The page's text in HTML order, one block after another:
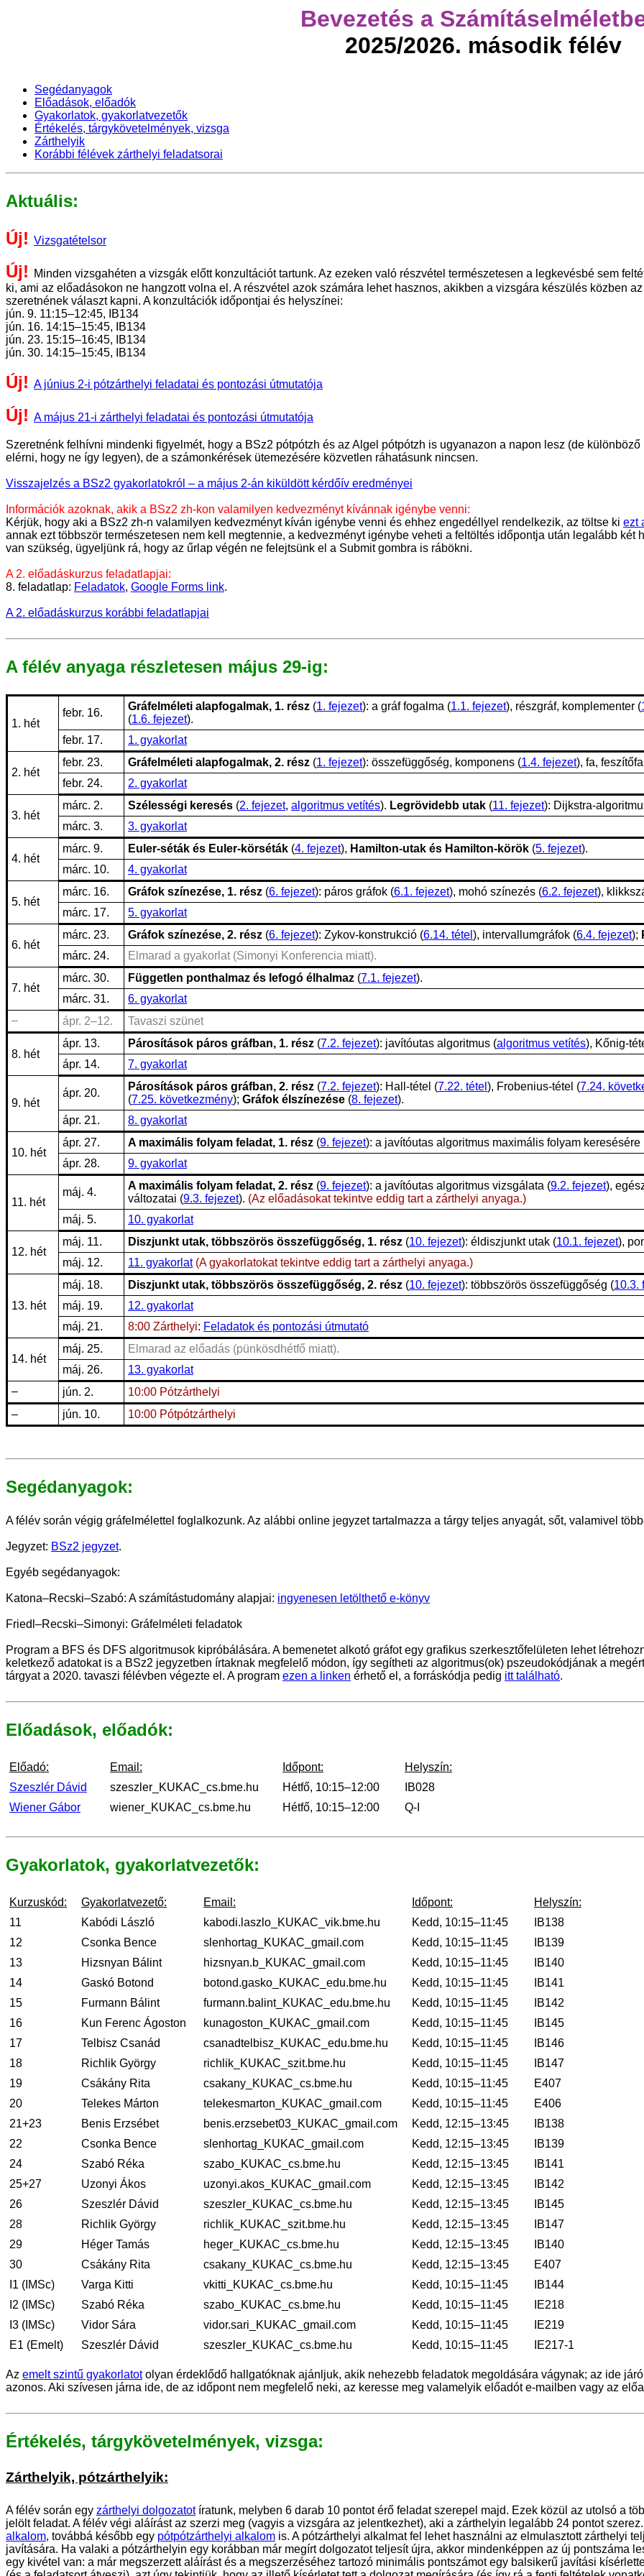
Bevezetés a
2025/2026. második félév
Segédanyagok
Előadások, előadók
Gyakorlatok, gyakorlatvezetők
Értékelés, tárgykövetelmények, vizsga
Zárthelyik
Korábbi félévek zárthelyi feladatsorai
Aktuális:
Új! Vizsgatételsor
Új!
Minden vizsgahéten a vizsgák előtt konzultációt tartunk. Az ezeken való részvétel természetesen a legkevésbé sem
ki, ami az előadásokon ne hangzott volna el. A részvétel azok számára lehet hasznos, akikben a vizsgára készülés közben
szeretnének választ kapni. A konzultációk időpontjai és helyszínei:
jún. 9. 11:15–12:45, IB134
jún. 16. 14:15–15:45, IB134
jún. 23. 15:15–16:45, IB134
jún. 30. 14:15–15:45, IB134
Új! A június 2-i pótzárthelyi feladatai és pontozási útmutatója
Új! A május 21-i zárthelyi feladatai és pontozási útmutatója
Szeretnénk felhívni mindenki figyelmét, hogy a BSz2 pótpótzh és az Algel pótpótzh is ugyanazon a napon lesz (de
elérni, hogy ne így legyen), de a számonkérések ütemezésére közvetlen ráhatásunk nincsen.
Visszajelzés a BSz2 gyakorlatokról – a május 2-án kiküldött kérdőív eredményei
Információk azoknak, akik a BSz2 zh-kon valamilyen kedvezményt kívánnak igénybe venni:
Kérjük, hogy aki a BSz2 zh-n valamilyen kedvezményt kíván igénybe venni és ehhez engedéllyel rendelkezik, az töltse ki ezt
annak ezt többször természetesen nem kell megtennie, a kedvezményt igénybe veheti a feltöltés időpontja után legalább két
van szükség, ügyeljünk rá, hogy az űrlap végén ne felejtsünk el a Submit gombra is rábökni.
A 2. előadáskurzus feladatlapjai:
8. feladatlap: Feladatok, Google Forms link.
A 2. előadáskurzus korábbi feladatlapjai
A félév anyaga részletesen május 29-ig:
1. hét
febr. 16.
Gráfelméleti alapfogalmak, 1. rész (1. fejezet): a gráf fogalma (1.1. fejezet), részgráf, komplementer (
(1.6. fejezet).
febr. 17.
1. gyakorlat
2. hét
febr. 23. Gráfelméleti alapfogalmak, 2. rész (1. fejezet): összefüggőség, komponens (1.4. fejezet), fa,
febr. 24.
2. gyakorlat
3. hét
márc. 2. Szélességi keresés (2. fejezet, algoritmus vetítés). Legrövidebb utak (11. fejezet): Dijkstra-
márc. 3.
3. gyakorlat
4. hét
márc. 9. Euler-séták és Euler-körséták (4. fejezet), Hamilton-utak és Hamilton-körök (5. fejezet).
márc. 10.
4. gyakorlat
5. hét
márc. 16. Gráfok színezése, 1. rész (6. fejezet): páros gráfok (6.1. fejezet), mohó színezés (6.2. fejezet),
márc. 17.
5. gyakorlat
6. hét
márc. 23. Gráfok színezése, 2. rész (6. fejezet): Zykov-konstrukció (6.14. tétel ), intervallumgráfok (6.4. fejezet);
márc. 24.
Elmarad a gyakorlat (Simonyi Konferencia miatt).
7. hét
márc. 30. Független ponthalmaz és lefogó élhalmaz (7.1. fejezet).
márc. 31.
6. gyakorlat
–
ápr. 2–12. Tavaszi szünet
8. hét
ápr. 13. Párosítások páros gráfban, 1. rész (7.2. fejezet): javítóutas algoritmus (algoritmus vetítés), Kőnig-
ápr. 14.
7. gyakorlat
9. hét
ápr. 20.
Párosítások páros gráfban, 2. rész (7.2. fejezet): Hall-tétel (7.22. tétel ), Frobenius-tétel (7.24.
(7.25. következmény); Gráfok élszínezése (8. fejezet).
ápr. 21.
8. gyakorlat
10. hét
ápr. 27. A maximális folyam feladat, 1. rész (9. fejezet): a javítóutas algoritmus maximális folyam keresésére
ápr. 28.
9. gyakorlat
11. hét
máj. 4.
A maximális folyam feladat, 2. rész (9. fejezet): a javítóutas algoritmus vizsgálata (9.2. fejezet),
változatai (9.3. fejezet). (Az előadásokat tekintve eddig tart a zárthelyi anyaga.)
máj. 5.
10. gyakorlat
12. hét
máj. 11. Diszjunkt utak, többszörös összefüggőség, 1. rész (10. fejezet): éldiszjunkt utak (10.1. fejezet),
máj. 12.
11. gyakorlat (A gyakorlatokat tekintve eddig tart a zárthelyi anyaga.)
13. hét
máj. 18. Diszjunkt utak, többszörös összefüggőség, 2. rész (10. fejezet): többszörös összefüggőség (10.3.
máj. 19.
12. gyakorlat
máj. 21.
8:00 Zárthelyi: Feladatok és pontozási útmutató
14. hét
máj. 25.
Elmarad az előadás (pünkösdhétfő miatt).
máj. 26.
13. gyakorlat
–
jún. 2.
10:00 Pótzárthelyi
–
jún. 10. 10:00 Pótpótzárthelyi
Segédanyagok:
A félév során végig gráfelmélettel foglalkozunk. Az alábbi online jegyzet tartalmazza a tárgy teljes anyagát, sőt, valamivel
Jegyzet: BSz2 jegyzet.
Egyéb segédanyagok:
Katona–Recski–Szabó: A számítástudomány alapjai: ingyenesen letölthető e-könyv
Friedl–Recski–Simonyi: Gráfelméleti feladatok
Program a BFS és DFS algoritmusok kipróbálására. A bemenetet alkotó gráfot egy grafikus szerkesztőfelületen lehet
keletkező adatokat is a BSz2 jegyzetben írtaknak megfelelő módon, így segítheti az algoritmus(ok) pszeudokódjának a
tárgyat a 2020. tavaszi félévben végezte el. A program ezen a linken érhető el, a forráskódja pedig itt található.
Előadások, előadók:
Előadó: Email: Időpont:
Helyszín:
Szeszlér Dávid
szeszler_KUKAC_cs.bme.hu Hétfő, 10:15–12:00
IB028
Wiener Gábor
wiener_KUKAC_cs.bme.hu Hétfő, 10:15–12:00 Q-I
Gyakorlatok, gyakorlatvezetők:
Kurzuskód: Gyakorlatvezető: Email: Időpont:
Helyszín:
11
Kabódi László kabodi.laszlo_KUKAC_vik.bme.hu Kedd, 10:15–11:45
IB138
12
Csonka Bence slenhortag_KUKAC_gmail.com Kedd, 10:15–11:45
IB139
13
Hizsnyan Bálint hizsnyan.b_KUKAC_gmail.com Kedd, 10:15–11:45
IB140
14
Gaskó Botond botond.gasko_KUKAC_edu.bme.hu Kedd, 10:15–11:45
IB141
15
Furmann Bálint furmann.balint_KUKAC_edu.bme.hu Kedd, 10:15–11:45
IB142
16
Kun Ferenc Ágoston kunagoston_KUKAC_gmail.com Kedd, 10:15–11:45
IB145
17
Telbisz Csanád csanadtelbisz_KUKAC_edu.bme.hu Kedd, 10:15–11:45
IB146
18
Richlik György richlik_KUKAC_szit.bme.hu Kedd, 10:15–11:45
IB147
19
Csákány Rita csakany_KUKAC_cs.bme.hu Kedd, 10:15–11:45
E407
20
Telekes Márton telekesmarton_KUKAC_gmail.com Kedd, 10:15–11:45
E406
21+23
Benis Erzsébet benis.erzsebet03_KUKAC_gmail.com Kedd, 12:15–13:45
IB138
22
Csonka Bence slenhortag_KUKAC_gmail.com Kedd, 12:15–13:45
IB139
24
Szabó Réka szabo_KUKAC_cs.bme.hu Kedd, 12:15–13:45
IB141
25+27
Uzonyi Ákos uzonyi.akos_KUKAC_gmail.com Kedd, 12:15–13:45
IB142
26
Szeszlér Dávid szeszler_KUKAC_cs.bme.hu Kedd, 12:15–13:45
IB145
28
Richlik György richlik_KUKAC_szit.bme.hu Kedd, 12:15–13:45
IB147
29
Héger Tamás heger_KUKAC_cs.bme.hu Kedd, 12:15–13:45
IB140
30
Csákány Rita csakany_KUKAC_cs.bme.hu Kedd, 12:15–13:45
E407
I1 (IMSc)
Varga Kitti vkitti_KUKAC_cs.bme.hu Kedd, 10:15–11:45
IB144
I2 (IMSc)
Szabó Réka szabo_KUKAC_cs.bme.hu Kedd, 10:15–11:45
IE218
I3 (IMSc)
Vidor Sára vidor.sari_KUKAC_gmail.com Kedd, 10:15–11:45
IE219
E1 (Emelt)
Szeszlér Dávid szeszler_KUKAC_cs.bme.hu Kedd, 10:15–11:45 IE217-1
Az emelt szintű gyakorlatotolyan érdeklődő hallgatóknak ajánljuk, akik nehezebb feladatok megoldására vágynak; az ide
azonos. Aki szívesen járna ide, de az időpont nem megfelelő neki, az keresse meg valamelyik előadót e-mailben vagy az
Értékelés, tárgykövetelmények, vizsga:
Zárthelyik, pótzárthelyik:
A félév során egy zárthelyi dolgozatotíratunk, melyben 6 darab 10 pontot érő feladat szerepel majd. Ezek közül az utolsó a
jelölt feladat. A félév végi aláírást az szerzi meg (vagyis a vizsgára az jelentkezhet), aki a zárthelyin legalább 24 pontot
alkalom, továbbá később egy pótpótzárthelyi alkalom is. A pótzárthelyi alkalmat fel lehet használni az elmulasztott zárthelyi
javítására. Ha valaki a pótzárthelyin egy korábban már megírt dolgozatot teljesít újra, akkor mindenképpen az új pontszáma
egy kivétel van: a már megszerzett aláírást és a megszerzéséhez tartozó minimális pontszámot egy balsikerű javítási